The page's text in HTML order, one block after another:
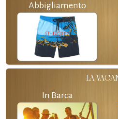
Abbigliamento
LA
In Barca